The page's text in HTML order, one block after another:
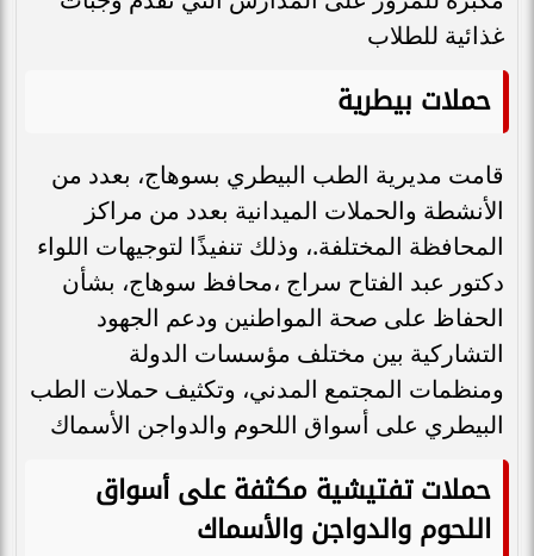
غذائية للطلاب
حملات بيطرية
قامت مديرية الطب البيطري بسوهاج، بعدد من
الأنشطة والحملات الميدانية بعدد من مراكز
المحافظة المختلفة.، وذلك تنفيذًا لتوجيهات اللواء
دكتور عبد الفتاح سراج ،محافظ سوهاج، بشأن
الحفاظ على صحة المواطنين ودعم الجهود
التشاركية بين مختلف مؤسسات الدولة
ومنظمات المجتمع المدني، وتكثيف حملات الطب
البيطري على أسواق اللحوم والدواجن الأسماك
حملات تفتيشية مكثفة على أسواق
اللحوم والدواجن والأسماك